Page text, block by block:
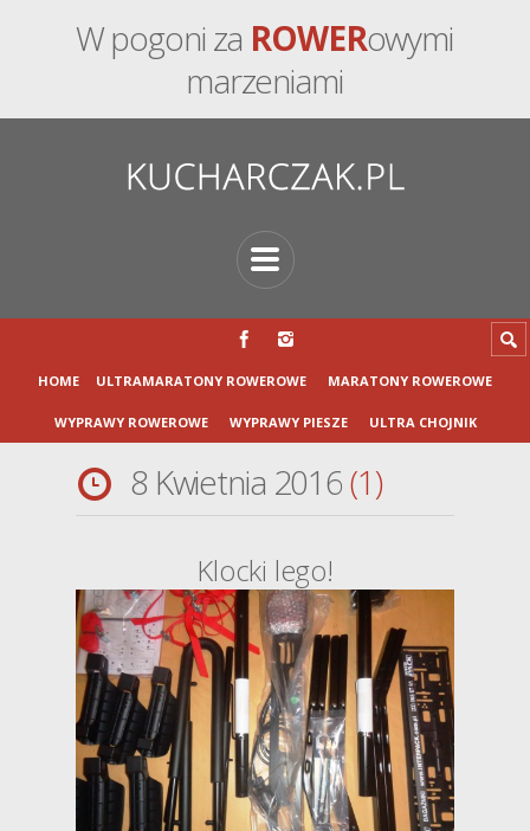
W pogoni za ROWERowymi
marzeniami
HOME ULTRAMARATONY ROWEROWE MARATONY ROWEROWE
WYPRAWY ROWEROWE WYPRAWY PIESZE ULTRA CHOJNIK
8 Kwietnia 2016 1
Klocki lego!